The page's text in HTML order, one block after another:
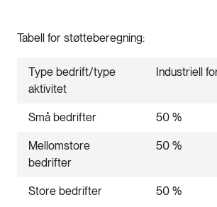
Tabell for støtteberegning:
Type bedrift/type
aktivitet
Industriell
Små bedrifter 50 %
Mellomstore
bedrifter
50 %
Store bedrifter 50 %